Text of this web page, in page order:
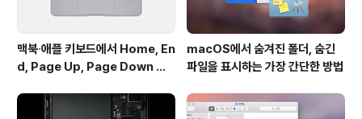
맥북∙애플 키보드에서 Home, En
d, Page Up, Page Down 키
macOS에서 숨겨진 폴더, 숨긴
파일을 표시하는 가장 간단한 방법